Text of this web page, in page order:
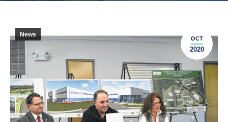
OCT
2020
News